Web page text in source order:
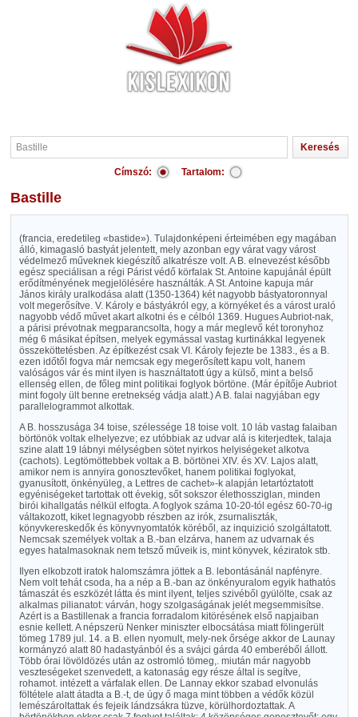
Címszó: Tartalom:
Bastille
(francia, eredetileg «bastide»). Tulajdonképeni érteimében egy magában
álló, kimagasló bastyát jelentett, mely azonban egy várat vagy várost
védelmező műveknek kiegészítő alkatrésze volt. A B. elnevezést később
egész speciálisan a régi Párist védő körfalak St. Antoine kapujánál épült
erődítményének megjelölésére használták. A St. Antoine kapuja már
János király uralkodása alatt (1350-1364) két nagyobb bástyatoronnyal
volt megerősítve. V. Károly e bástyákról egy, a környéket és a várost uraló
nagyobb védő művet akart alkotni és e célból 1369. Hugues Aubriot-nak,
a párisi prévotnak megparancsolta, hogy a már meglevő két toronyhoz
még 6 másikat építsen, melyek egymással vastag kurtinákkal legyenek
összeköttetésben. Az építkezést csak VI. Károly fejezte be 1383., és a B.
ezen időtől fogva már nemcsak egy megerősített kapu volt, hanem
valóságos vár és mint ilyen is használtatott úgy a külső, mint a belső
ellenség ellen, de főleg mint politikai foglyok börtöne. (Már építője Aubriot
mint fogoly ült benne eretnekség vádja alatt.) A B. falai nagyjában egy
parallelogrammot alkottak.
A B. hosszusága 34 toise, szélessége 18 toise volt. 10 láb vastag falaiban
börtönök voltak elhelyezve; ez utóbbiak az udvar alá is kiterjedtek, talaja
szine alatt 19 lábnyi mélységben sötet nyirkos helyiségeket alkotva
(cachots). Legtömöttebbek voltak a B. börtönei XIV. és XV. Lajos alatt,
amikor nem is annyira gonosztevőket, hanem politikai foglyokat,
gyanusított, önkényüleg, a Lettres de cachet»-k alapján letartóztatott
egyéniségeket tartottak ott évekig, sőt sokszor élethossziglan, minden
birói kihallgatás nélkül elfogta. A foglyok száma 10-20-tól egész 60-70-ig
váltakozott, kiket legnagyobb részben az irók, zsurnaliszták,
könyvkereskedők és könyvnyomtatók köréből, az inquizició szolgáltatott.
Nemcsak személyek voltak a B.-ban elzárva, hanem az udvarnak és
egyes hatalmasoknak nem tetsző műveik is, mint könyvek, kéziratok stb.
Ilyen elkobzott iratok halomszámra jöttek a B. lebontásánál napfényre.
Nem volt tehát csoda, ha a nép a B.-ban az önkényuralom egyik hathatós
támaszát és eszközét látta és mint ilyent, teljes szivéből gyülölte, csak az
alkalmas pilianatot: várván, hogy szolgaságának jelét megsemmisítse.
Azért is a Bastillenak a francia forradalom kitörésének első napjaiban
esnie kellett. A népszerü Nenker miniszter elbocsátása miatt fölingerült
tömeg 1789 jul. 14. a B. ellen nyomult, mely-nek őrsége akkor de Launay
kormányzó alatt 80 hadastyánból és a svájci gárda 40 emberéből állott.
Több órai lövöldözés után az ostromló tömeg,. miután már nagyobb
veszteségeket szenvedett, a katonaság egy része által is segítve,
rohamot. intézett a várfalak ellen. De Lannay ekkor szabad elvonulás
föltétele alatt átadta a B.-t, de úgy ő maga mint többen a védők közül
lemészároltattak és fejeik lándzsákra tüzve, körülhordoztattak. A